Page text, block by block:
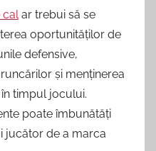
calar trebui să se
oportunităților de
defensive,
și menținerea
timpul jocului.
poate îmbunătăți
jucător de a marca